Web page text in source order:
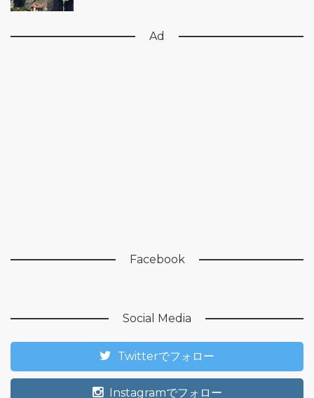
Ad
Facebook
Social Media
Twitterでフォロー
Instagramでフォロー